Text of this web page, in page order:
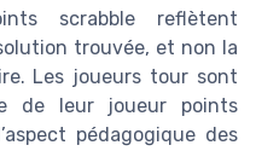
scrabble reflètent
trouvée, et non la
Les joueurs tour sont
de leur joueur points
pédagogique des